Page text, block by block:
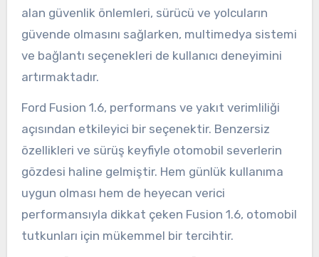
alan güvenlik önlemleri, sürücü ve yolcuların
güvende olmasını sağlarken, multimedya sistemi
ve bağlantı seçenekleri de kullanıcı deneyimini
artırmaktadır.
Ford Fusion 1.6, performans ve yakıt verimliliği
açısından etkileyici bir seçenektir. Benzersiz
özellikleri ve sürüş keyfiyle otomobil severlerin
gözdesi haline gelmiştir. Hem günlük kullanıma
uygun olması hem de heyecan verici
performansıyla dikkat çeken Fusion 1.6, otomobil
tutkunları için mükemmel bir tercihtir.